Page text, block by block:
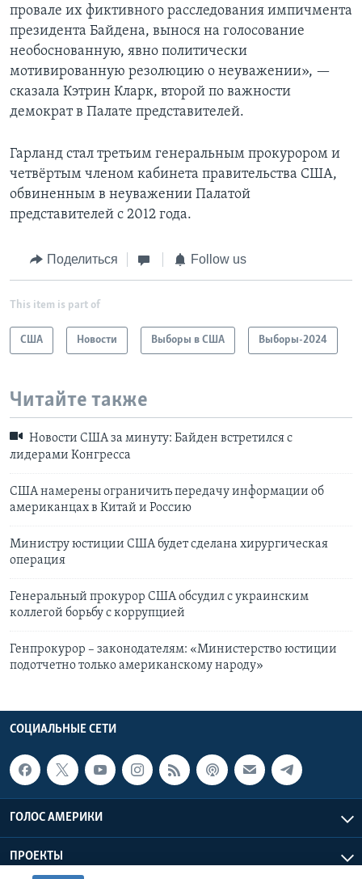
провале их фиктивного расследования импичмента
президента Байдена, вынося на голосование
необоснованную, явно политически
мотивированную резолюцию о неуважении», —
сказала Кэтрин Кларк, второй по важности
демократ в Палате представителей.
Гарланд стал третьим генеральным прокурором и
четвёртым членом кабинета правительства США,
обвиненным в неуважении Палатой
представителей с 2012 года.
Поделиться Follow us
This item is part of
США Новости Выборы в США Выборы-2024
Читайте также
Новости США за минуту: Байден встретился с
лидерами Конгресса
США намерены ограничить передачу информации об
американцах в Китай и Россию
Министру юстиции США будет сделана хирургическая
операция
Генеральный прокурор США обсудил с украинским
коллегой борьбу с коррупцией
Генпрокурор – законодателям: «Министерство юстиции
подотчетно только американскому народу»
СОЦИАЛЬНЫЕ СЕТИ
ГОЛОС АМЕРИКИ
ПРОЕКТЫ